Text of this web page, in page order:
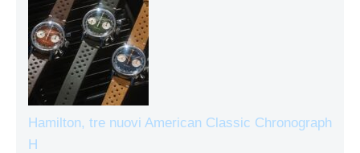
Hamilton, tre nuovi American Classic Chronograph
H